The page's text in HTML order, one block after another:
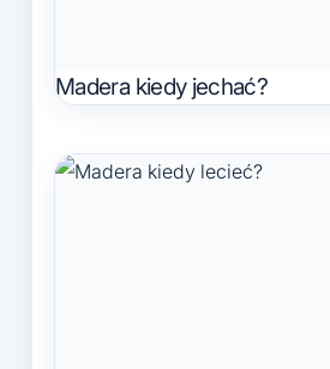
Madera kiedy jechać?